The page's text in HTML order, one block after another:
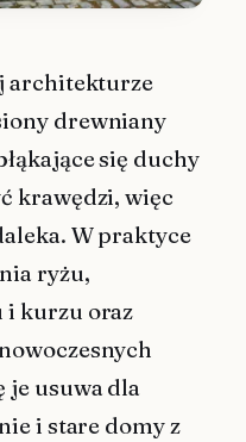
architekturze
drewniany
się duchy
krawędzi, więc
W praktyce
ryżu,
i kurzu oraz
je usuwa dla
i stare domy z